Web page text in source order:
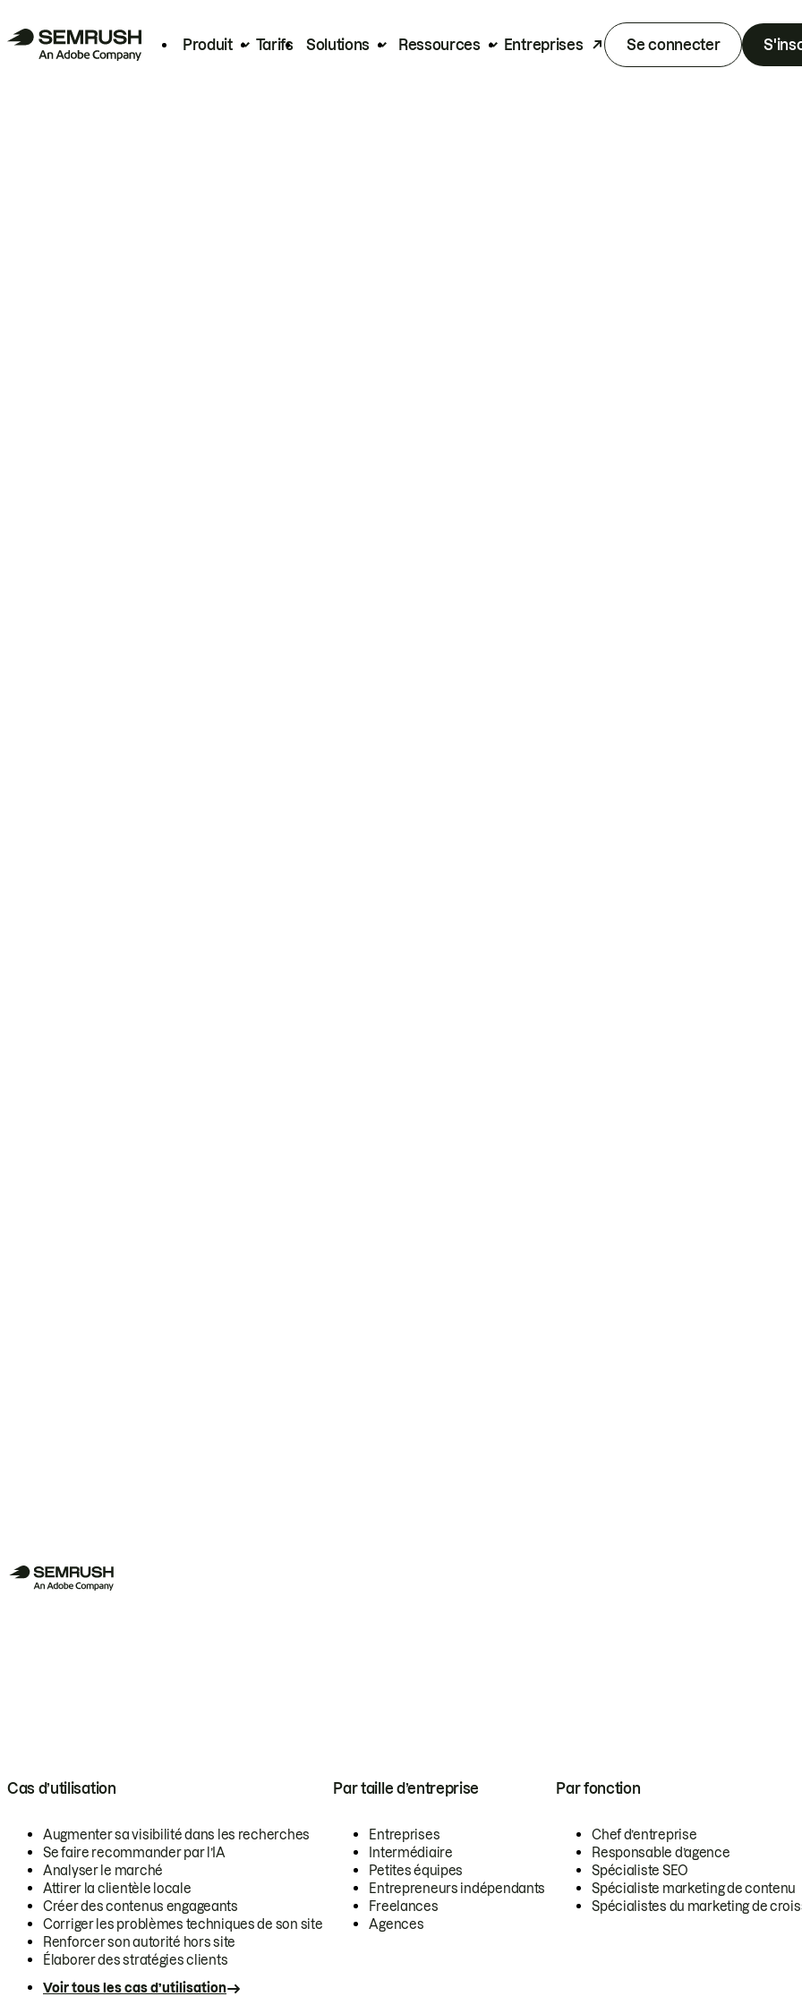
Produit Tarifs Solutions Ressources Entreprises Se connecter
Cas d’utilisation
Augmenter sa visibilité dans les recherches
Se faire recommander par l’IA
Analyser le marché
Attirer la clientèle locale
Créer des contenus engageants
Corriger les problèmes techniques de son site
Renforcer son autorité hors site
Élaborer des stratégies clients
Voir tous les cas d’utilisation
Par taille d’entreprise
Entreprises
Intermédiaire
Petites équipes
Entrepreneurs indépendants
Freelances
Agences
Par fonction
Chef d’entreprise
Responsable d’agence
Spécialiste SEO
Spécialiste marketing de contenu
Spécialistes du marketing de